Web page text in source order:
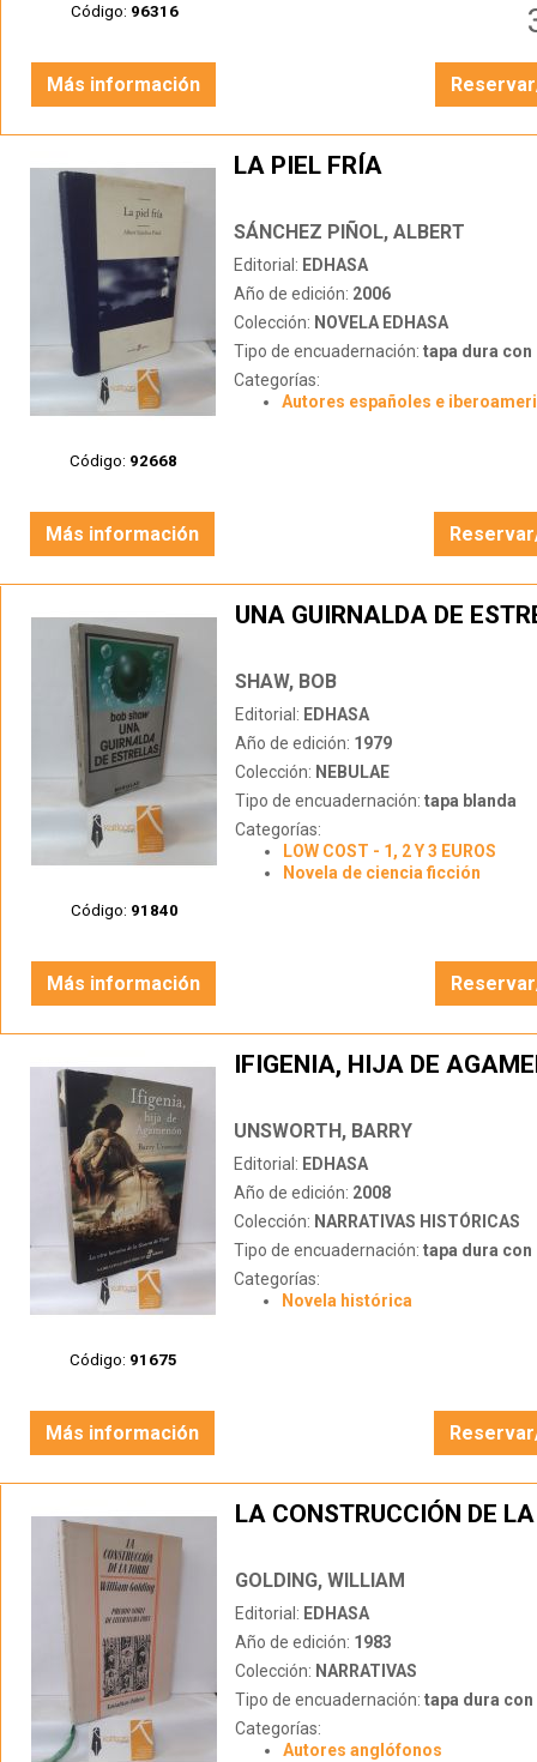
Código: 96316
Más información
Código: 92668
LA PIEL FRÍA
SÁNCHEZ PIÑOL, ALBERT
Editorial: EDHASA
Año de edición: 2006
Colección: NOVELA EDHASA
Tipo de encuadernación: tapa dura con
Categorías:
Autores españoles e
Más información
Código: 91840
UNA GUIRNALDA DE
SHAW, BOB
Editorial: EDHASA
Año de edición: 1979
Colección: NEBULAE
Tipo de encuadernación: tapa blanda
Categorías:
LOW COST - 1, 2 Y 3 EUROS
Novela de ciencia ficción
Más información
Código: 91675
IFIGENIA, HIJA DE
UNSWORTH, BARRY
Editorial: EDHASA
Año de edición: 2008
Colección: NARRATIVAS HISTÓRICAS
Tipo de encuadernación: tapa dura con
Categorías:
Novela histórica
Más información
LA CONSTRUCCIÓN DE
GOLDING, WILLIAM
Editorial: EDHASA
Año de edición: 1983
Colección: NARRATIVAS
Tipo de encuadernación: tapa dura con
Categorías:
Autores anglófonos